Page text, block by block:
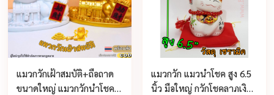
แมวกวักเฝ้าสมบัติ+ถือถาด
ขนาดใหญ่ แมวกวักนำโชค
แมวกวัก แมวนำโชค สูง 6.5
นิ้ว มือใหญ่ กวักโชคลาภเงิน